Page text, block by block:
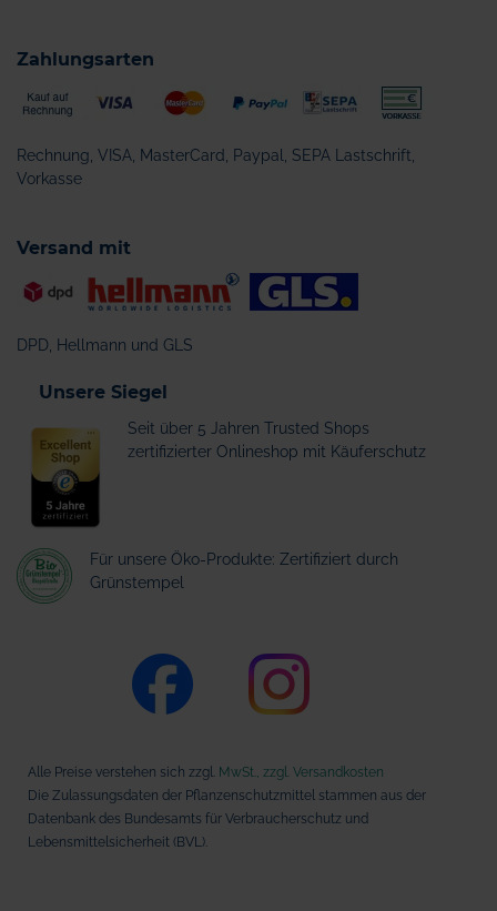
Zahlungsarten
Rechnung, VISA, MasterCard, Paypal, SEPA Lastschrift,
Vorkasse
Versand mit
DPD, Hellmann und GLS
Unsere Siegel
Seit über 5 Jahren Trusted Shops
zertifizierter Onlineshop mit Käuferschutz
Für unsere Öko-Produkte: Zertifiziert durch
Grünstempel
Alle Preise verstehen sich zzgl. MwSt., zzgl. Versandkosten
Die Zulassungsdaten der Pflanzenschutzmittel stammen aus der
Datenbank des Bundesamts für Verbraucherschutz und
Lebensmittelsicherheit (BVL).